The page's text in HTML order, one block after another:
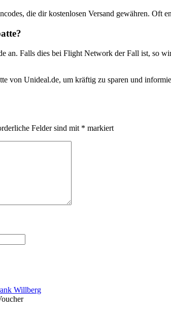
die dir kostenlosen Versand gewähren. Oft
an. Falls dies bei Flight Network der Fall ist, so
von Unideal.de, um kräftig zu sparen und
Felder sind mit * markiert
Willberg